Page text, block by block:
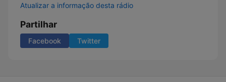
Atualizar a informação desta rádio
Partilhar
Facebook Twitter